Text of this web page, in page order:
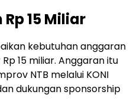
15 Miliar
kebutuhan anggaran
Rp 15 miliar. Anggaran itu
NTB melalui KONI
dukungan sponsorship